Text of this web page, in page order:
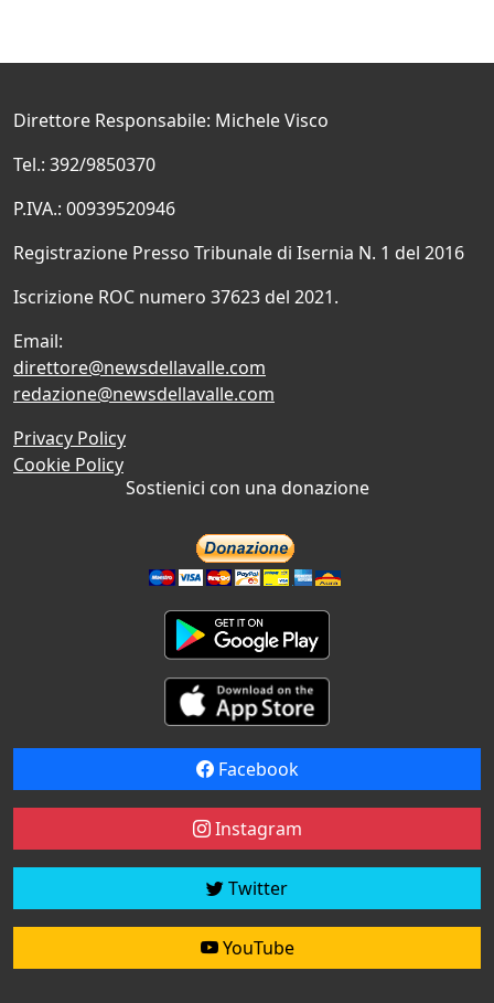
Direttore Responsabile: Michele Visco
Tel.: 392/9850370
P.IVA.: 00939520946
Registrazione Presso Tribunale di Isernia N. 1 del 2016
Iscrizione ROC numero 37623 del 2021.
Email:
direttore@newsdellavalle.com
redazione@newsdellavalle.com
Privacy Policy
Cookie Policy
Sostienici con una donazione
Facebook
Instagram
Twitter
YouTube